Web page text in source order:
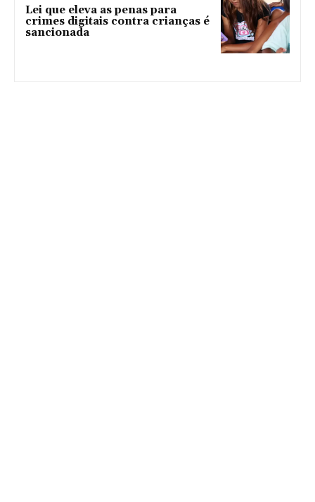
Lei que eleva as penas para
crimes digitais contra crianças é
sancionada